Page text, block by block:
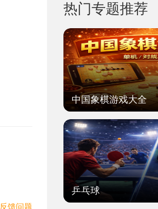
反馈问题
热门专题推荐
中国象棋游戏大全
乒乓球